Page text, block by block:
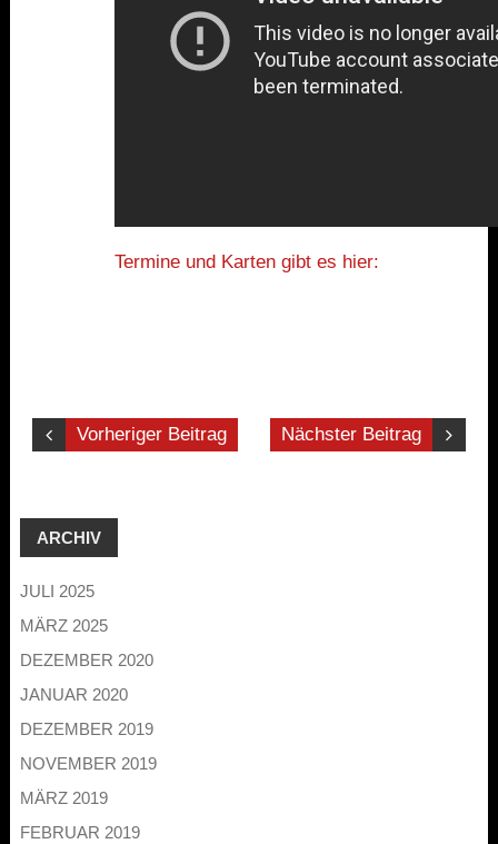
Termine und Karten gibt es hier:
Nächster Beitrag
Vorheriger Beitrag
ARCHIV
JULI 2025
MÄRZ 2025
DEZEMBER 2020
JANUAR 2020
DEZEMBER 2019
NOVEMBER 2019
MÄRZ 2019
FEBRUAR 2019